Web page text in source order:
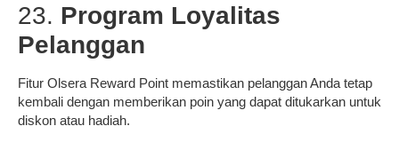
23. Program Loyalitas
Pelanggan
Fitur Olsera Reward Point memastikan pelanggan Anda tetap
kembali dengan memberikan poin yang dapat ditukarkan untuk
diskon atau hadiah.